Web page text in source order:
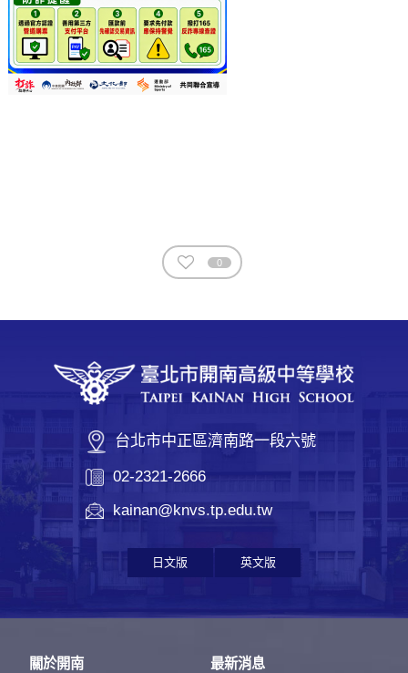
0
台北市中正區濟南路一段六號
02-2321-2666
kainan@knvs.tp.edu.tw
日文版 英文版
關於開南 最新消息